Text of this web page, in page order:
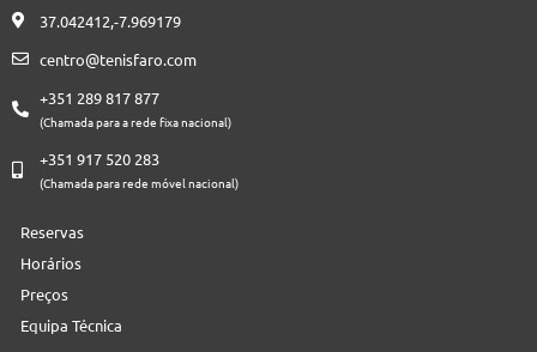
37.042412,-7.969179
centro@tenisfaro.com
+351 289 817 877
(Chamada para a rede fixa nacional)
+351 917 520 283
(Chamada para rede móvel nacional)
Reservas
Horários
Preços
Equipa Técnica